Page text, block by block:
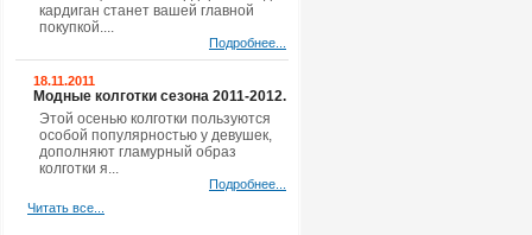
кардиган станет вашей главной
покупкой....
Подробнее...
18.11.2011
Модные колготки сезона 2011-2012.
Этой осенью колготки пользуются
особой популярностью у девушек,
дополняют гламурный образ
колготки я...
Подробнее...
Читать все...